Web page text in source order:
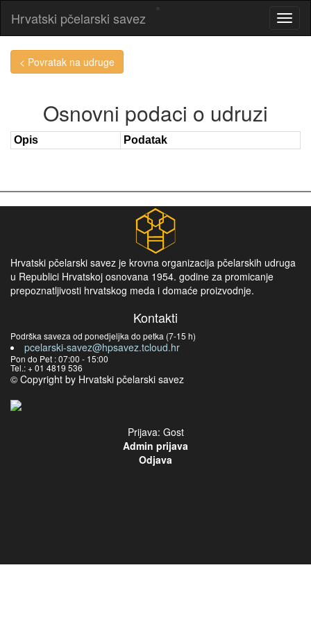
Hrvatski pčelarski savez
< Povratak na udruge
Osnovni podaci o udruzi
Opis Podatak
Hrvatski pčelarski savez je krovna organizacija pčelarskih udruga
u Republici Hrvatskoj osnovana 1954. godine za promicanje
prepoznatljivosti hrvatskog meda i domaće proizvodnje.
Kontakti
Podrška saveza od ponedjeljka do petka (7-15 h)
pcelarski-savez@hpsavez.tcloud.hr
Pon do Pet : 07:00 - 15:00
Tel.: + 01 4819 536
© Copyright by Hrvatski pčelarski savez
Prijava: Gost
Admin prijava
Odjava